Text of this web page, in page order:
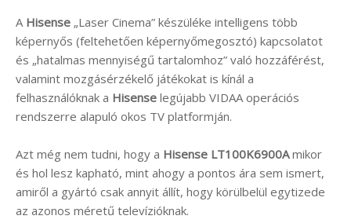
A Hisense „Laser Cinema” készüléke intelligens több
képernyős (feltehetően képernyőmegosztó) kapcsolatot
és „hatalmas mennyiségű tartalomhoz” való hozzáférést,
valamint mozgásérzékelő játékokat is kínál a
felhasználóknak a Hisense legújabb VIDAA operációs
rendszerre alapuló okos TV platformján.
Azt még nem tudni, hogy a Hisense LT100K6900Amikor
és hol lesz kapható, mint ahogy a pontos ára sem ismert,
amiről a gyártó csak annyit állít, hogy körülbelül egytizede
az azonos méretű televízióknak.